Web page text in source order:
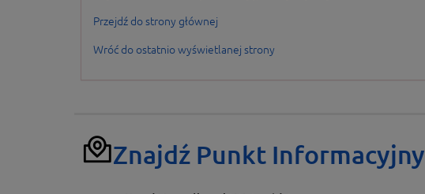
Przejdź do strony głównej
Wróć do ostatnio wyświetlanej strony
Znajdź Punkt Informacyjny